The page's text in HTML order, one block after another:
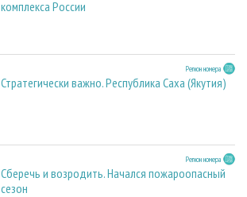
комплекса России
Регион номера
Стратегически важно. Республика Саха (Якутия)
Регион номера
Сберечь и возродить. Начался пожароопасный
сезон